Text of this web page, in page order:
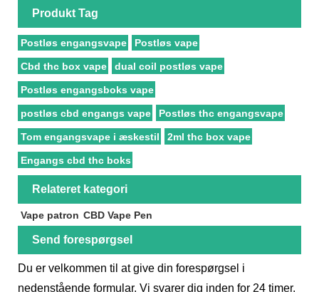
Produkt Tag
Postløs engangsvape Postløs vape
Cbd thc box vape dual coil postløs vape
Postløs engangsboks vape
postløs cbd engangs vape Postløs thc engangsvape
Tom engangsvape i æskestil 2ml thc box vape
Engangs cbd thc boks
Relateret kategori
Vape patron CBD Vape Pen
Send forespørgsel
Du er velkommen til at give din forespørgsel i
nedenstående formular. Vi svarer dig inden for 24 timer.